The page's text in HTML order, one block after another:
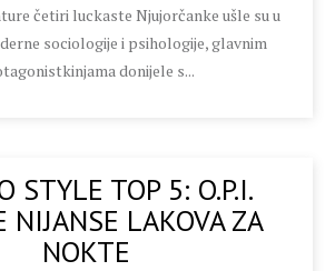
četiri luckaste Njujorčanke ušle su u
sociologije i psihologije, glavnim
donijele s...
STYLE TOP 5: O.P.I.
NIJANSE LAKOVA ZA
NOKTE